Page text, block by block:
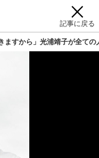
記事に戻る
ますから」光浦靖子が全て